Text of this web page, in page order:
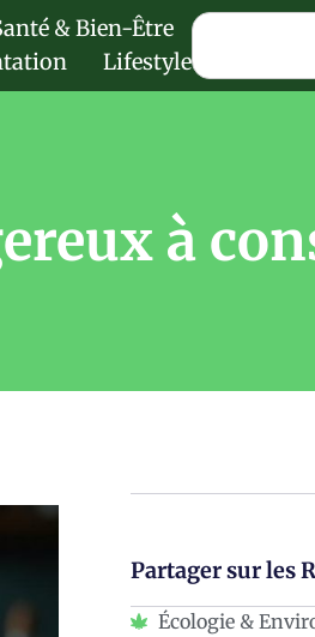
& Bien-Être
Lifestyle
à
Partager sur les
Écologie &